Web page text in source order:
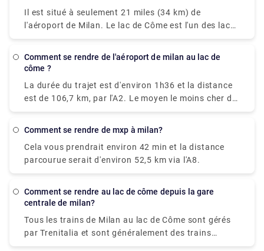
trajet est de 55 minutes. et le City-Airport-Taxis.com
coûte environ 91 € et cela prend environ 55 minutes.
Il est situé à seulement 21 miles (34 km) de
l'aéroport de Milan. Le lac de Côme est l'un des lacs
les plus impressionnants de la région de Lombardie.
l'aéroport le plus proche du lac de Côme. De
Malpensa Express qui va à Saronno et de là, vous
devez prendre un train pour Côme. le trajet dure
changement. il coûte 17,80 €.
comment se rendre de l'aéroport de milan au lac de
côme ?
La durée du trajet est d'environ 1h36 et la distance
est de 106,7 km, par l'A2. Le moyen le moins cher de
se rendre de Côme à Aéroport de Milan Malpensa
coûterait environ 550 ₹ - 850 ₹ et le trajet dure
environ 38 min. Alors que le taxi vous coûterait
entre 7 000 et 8 500 ₹ et prend également 38
minutes. Il n'y a pas de train direct depuis Côme
jusqu'à Aéroport de Milan Malpensa (MXP). Sans
voiture si vous prévoyez d'aller, prenez la ligne 518
bus et train qui dure 54 min et coûte ₹650 - ₹1,700.
comment se rendre de mxp à milan?
Cela vous prendrait environ 42 min et la distance
parcourue serait d'environ 52,5 km via l'A8.
comment se rendre au lac de côme depuis la gare
centrale de milan?
Tous les trains de Milan au lac de Côme sont gérés
par Trenitalia et sont généralement des trains
directs. ils partent de la gare Milano Centrale ou